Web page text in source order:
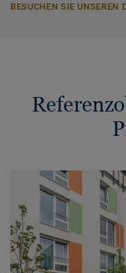
BESUCHEN SIE UNSEREN